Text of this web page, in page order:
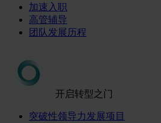
加速入职
高管辅导
团队发展历程
开启转型之门
突破性领导力发展项目